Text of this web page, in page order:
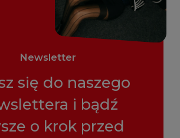
Newsletter
się do naszego
i bądź
o krok przed